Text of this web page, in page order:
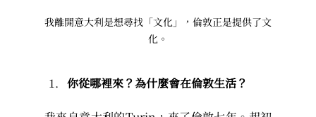
我離開意大利是想尋找「文化」，倫敦正是提供了文
化。
你從哪裡來？為什麼會在倫敦生活？